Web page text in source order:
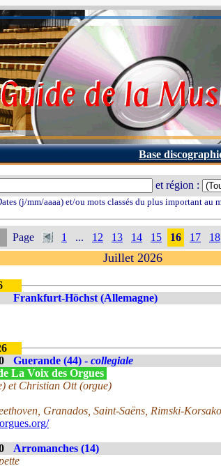
Base
et région :
(j/mm/aaaa) et/ou mots classés du plus important au
Page 1 ... 12 13 14 15 16 17 18
Juillet 2026
Frankfurt-Höchst (Allemagne)
Guerande (44) - collegiale
La Voix des Orgues
et Christian Ott (orgue)
Granados, Saint-Saëns, Rimski-
Arromanches (14)